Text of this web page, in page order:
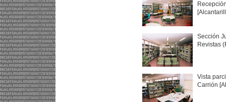
Sección
Revistas
Vista
Carrión